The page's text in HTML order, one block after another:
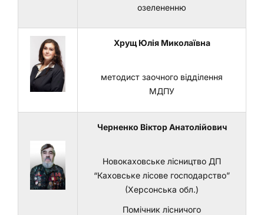
озелененню
Хрущ Юлія Миколаївна
методист заочного відділення
МДПУ
Черненко Віктор Анатолійович
Новокаховське лісництво ДП
“Каховське лісове господарство”
(Херсонська обл.)
Помічник лісничого